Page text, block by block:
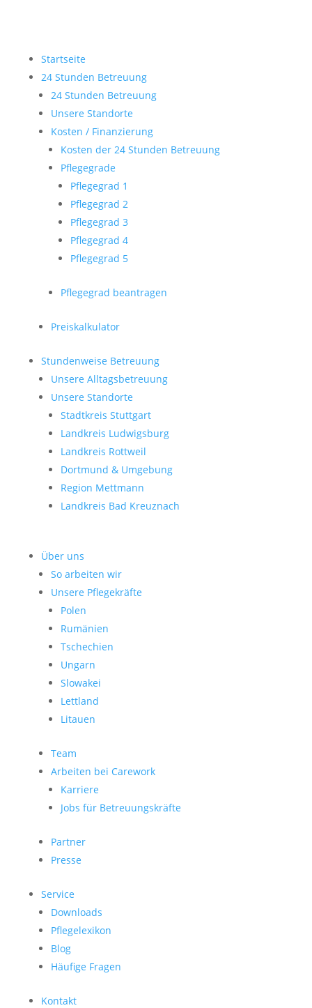
Startseite
24 Stunden Betreuung
24 Stunden Betreuung
Unsere Standorte
Kosten / Finanzierung
Kosten der 24 Stunden Betreuung
Pflegegrade
Pflegegrad 1
Pflegegrad 2
Pflegegrad 3
Pflegegrad 4
Pflegegrad 5
Pflegegrad beantragen
Preiskalkulator
Stundenweise Betreuung
Unsere Alltagsbetreuung
Unsere Standorte
Stadtkreis Stuttgart
Landkreis Ludwigsburg
Landkreis Rottweil
Dortmund & Umgebung
Region Mettmann
Landkreis Bad Kreuznach
Über uns
So arbeiten wir
Unsere Pflegekräfte
Polen
Rumänien
Tschechien
Ungarn
Slowakei
Lettland
Litauen
Team
Arbeiten bei Carework
Karriere
Jobs für Betreuungskräfte
Partner
Presse
Service
Downloads
Pflegelexikon
Blog
Häufige Fragen
Kontakt